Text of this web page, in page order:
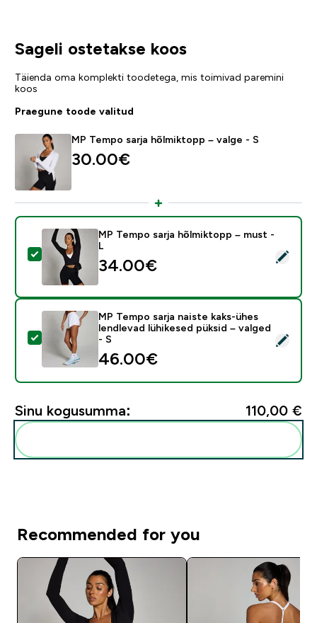
Sageli ostetakse koos
Täienda oma komplekti toodetega, mis toimivad paremini
koos
Praegune toode valitud
MP Tempo sarja hõlmiktopp – valge - S
30.00€‎
Vali see toode - MP Tempo sarja hõlmiktopp – must -
MP Tempo sarja hõlmiktopp – must -
L
34.00€‎
Vali see toode - MP Tempo sarja naiste kaks-ühes
MP Tempo sarja naiste kaks-ühes
lendlevad lühikesed püksid – valged
- S
46.00€‎
Sinu kogusumma: 110,00 €‎
Recommended for you